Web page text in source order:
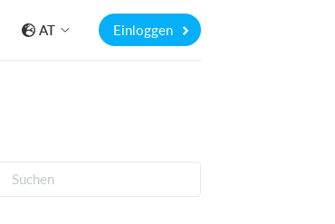
AT Einloggen